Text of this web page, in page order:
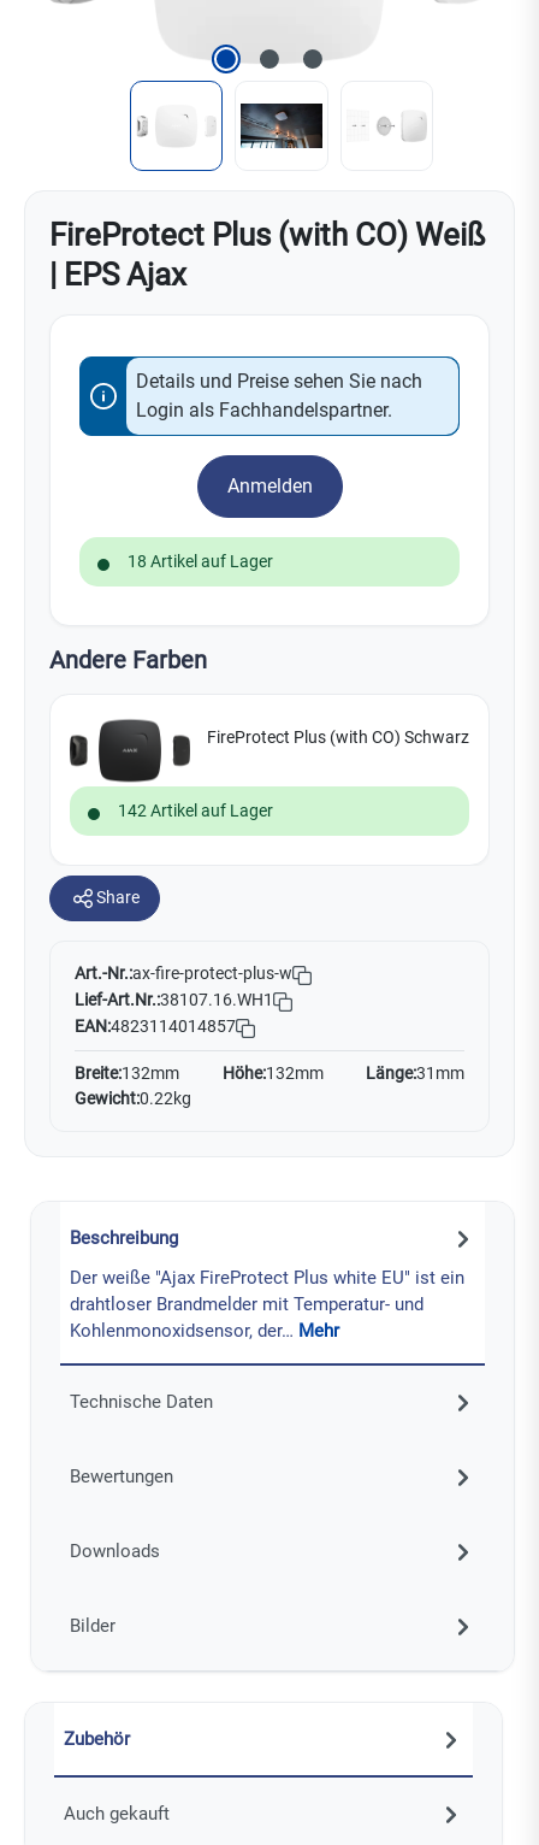
FireProtect Plus (with CO) Weiß
| EPS Ajax
Details und Preise sehen Sie nach
Login als Fachhandelspartner.
Anmelden
18 Artikel auf Lager
Andere Farben
FireProtect Plus (with CO) Schwarz
142 Artikel auf Lager
Share
Art.-Nr.:ax-fire-protect-plus-w
Lief-Art.Nr.:38107.16.WH1
EAN:4823114014857
Breite:132mm Höhe:132mm Länge:31mm
Gewicht:0.22kg
Beschreibung
Der weiße "Ajax FireProtect Plus white EU" ist ein
drahtloser Brandmelder mit Temperatur- und
Kohlenmonoxidsensor, der… Mehr
Technische Daten
Bewertungen
Downloads
Bilder
Zubehör
Auch gekauft